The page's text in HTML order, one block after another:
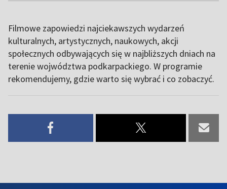
Filmowe zapowiedzi najciekawszych wydarzeń
kulturalnych, artystycznych, naukowych, akcji
społecznych odbywających się w najbliższych dniach na
terenie wojwództwa podkarpackiego. W programie
rekomendujemy, gdzie warto się wybrać i co zobaczyć.